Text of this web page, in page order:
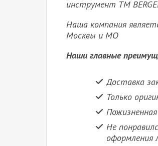
инструмент ТМ
Наша компания
Москвы и МО
Наши главные
Доставка
Только
Не
оформления